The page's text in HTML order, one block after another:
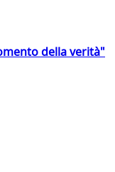
della verità"